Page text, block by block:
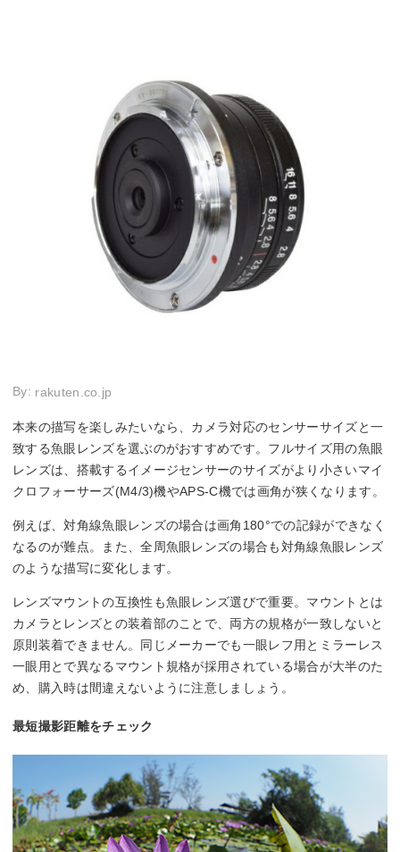
By: rakuten.co.jp
本来の描写を楽しみたいなら、カメラ対応のセンサーサイズと一
致する魚眼レンズを選ぶのがおすすめです。フルサイズ用の魚眼
レンズは、搭載するイメージセンサーのサイズがより小さいマイ
クロフォーサーズ(M4/3)機やAPS-C機では画角が狭くなります。
例えば、対角線魚眼レンズの場合は画角180°での記録ができなく
なるのが難点。また、全周魚眼レンズの場合も対角線魚眼レンズ
のような描写に変化します。
レンズマウントの互換性も魚眼レンズ選びで重要。マウントとは
カメラとレンズとの装着部のことで、両方の規格が一致しないと
原則装着できません。同じメーカーでも一眼レフ用とミラーレス
一眼用とで異なるマウント規格が採用されている場合が大半のた
め、購入時は間違えないように注意しましょう。
最短撮影距離をチェック